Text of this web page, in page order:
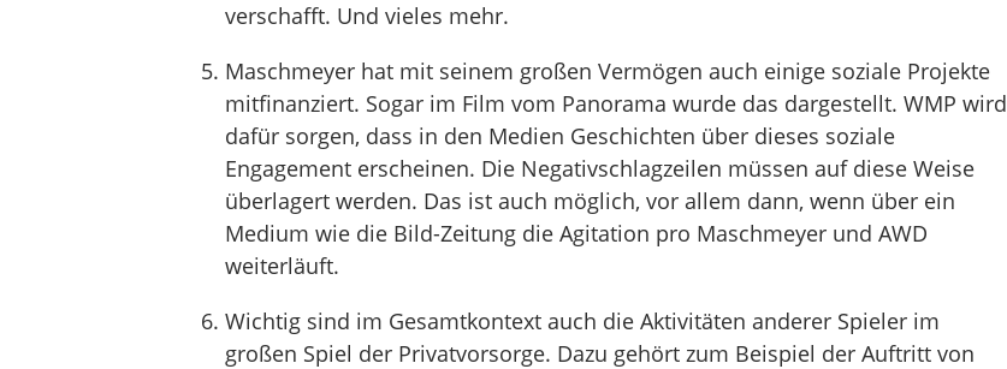
verschafft. Und vieles mehr.
Maschmeyer hat mit seinem großen Vermögen auch einige soziale Projekte
mitfinanziert. Sogar im Film vom Panorama wurde das dargestellt. WMP wird
dafür sorgen, dass in den Medien Geschichten über dieses soziale
Engagement erscheinen. Die Negativschlagzeilen müssen auf diese Weise
überlagert werden. Das ist auch möglich, vor allem dann, wenn über ein
Medium wie die Bild-Zeitung die Agitation pro Maschmeyer und AWD
weiterläuft.
Wichtig sind im Gesamtkontext auch die Aktivitäten anderer Spieler im
großen Spiel der Privatvorsorge. Dazu gehört zum Beispiel der Auftritt von